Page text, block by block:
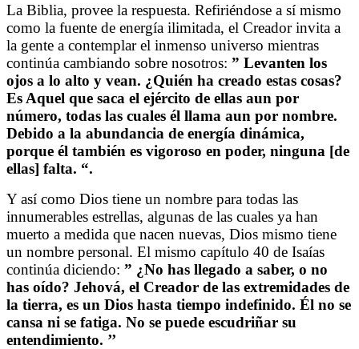
La Biblia, provee la respuesta. Refiriéndose a sí mismo
como la fuente de energía ilimitada, el Creador invita a
la gente a contemplar el inmenso universo mientras
continúa cambiando sobre nosotros: ” Levanten los
ojos a lo alto y vean. ¿Quién ha creado estas cosas?
Es Aquel que saca el ejército de ellas aun por
número, todas las cuales él llama aun por nombre.
Debido a la abundancia de energía dinámica,
porque él también es vigoroso en poder, ninguna [de
ellas] falta. “.
Y así como Dios tiene un nombre para todas las
innumerables estrellas, algunas de las cuales ya han
muerto a medida que nacen nuevas, Dios mismo tiene
un nombre personal. El mismo capítulo 40 de Isaías
continúa diciendo: ” ¿No has llegado a saber, o no
has oído? Jehová, el Creador de las extremidades de
la tierra, es un Dios hasta tiempo indefinido. Él no se
cansa ni se fatiga. No se puede escudriñar su
entendimiento. ’’